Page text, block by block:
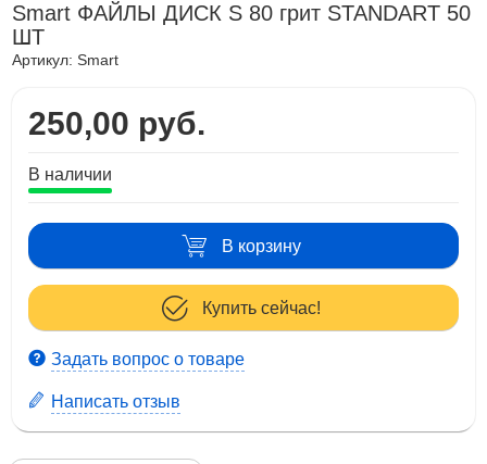
Smart ФАЙЛЫ ДИСК S 80 грит STANDART 50
ШТ
Артикул:Smart
250,00 руб.
В наличии
В корзину
Купить сейчас!
Задать вопрос о товаре
Написать отзыв